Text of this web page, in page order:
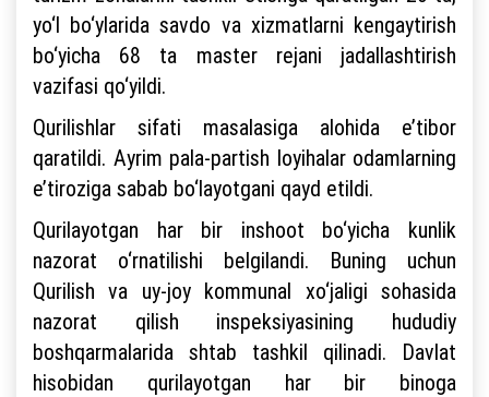
yo‘l bo‘ylarida savdo va xizmatlarni kengaytirish
bo‘yicha 68 ta master rejani jadallashtirish
vazifasi qo‘yildi.
Qurilishlar sifati masalasiga alohida e’tibor
qaratildi. Ayrim pala-partish loyihalar odamlarning
e’tiroziga sabab bo‘layotgani qayd etildi.
Qurilayotgan har bir inshoot bo‘yicha kunlik
nazorat o‘rnatilishi belgilandi. Buning uchun
Qurilish va uy-joy kommunal xo‘jaligi sohasida
nazorat qilish inspeksiyasining hududiy
boshqarmalarida shtab tashkil qilinadi. Davlat
hisobidan qurilayotgan har bir binoga